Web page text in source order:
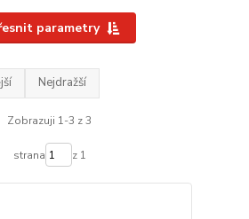
parametry
Nejdražší
Zobrazuji 1-3 z 3
strana z 1